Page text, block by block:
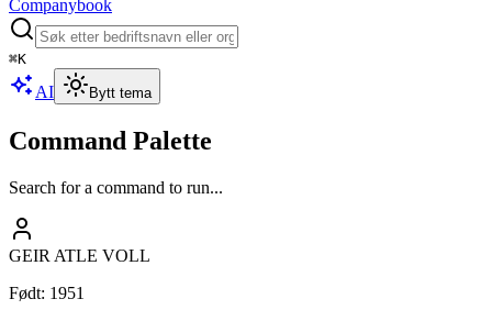
Companybook
⌘K
AI Bytt tema
Command Palette
Search for a command to run...
GEIR ATLE VOLL
Født: 1951